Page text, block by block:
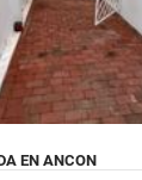
EN ANCON